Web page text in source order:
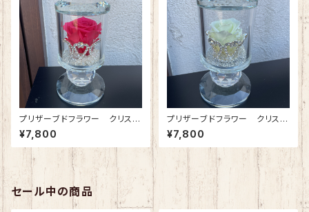
プリザーブドフラワー クリスタ
ルティアラ(ローズピンク)
¥7,800
プリザーブドフラワー クリスタ
ルティアラ(スノーホワイト)
¥7,800
セール中の商品